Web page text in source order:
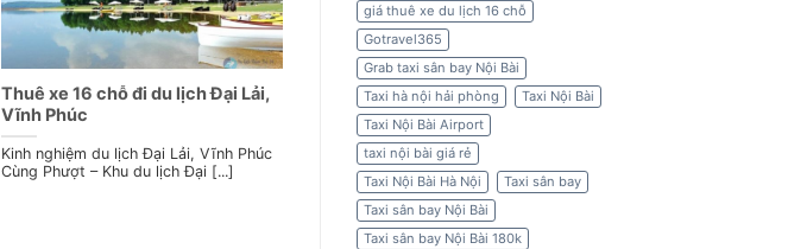
Thuê xe 16 chỗ đi du lịch Đại Lải,
Vĩnh Phúc
Kinh nghiệm du lịch Đại Lải, Vĩnh Phúc
Cùng Phượt – Khu du lịch Đại [...]
giá thuê xe du lịch 16 chỗ
Gotravel365
Grab taxi sân bay Nội Bài
Taxi hà nội hải phòng
Taxi Nội Bài
Taxi Nội Bài Airport
taxi nội bài giá rẻ
Taxi Nội Bài Hà Nội
Taxi sân bay
Taxi sân bay Nội Bài
Taxi sân bay Nội Bài 180k